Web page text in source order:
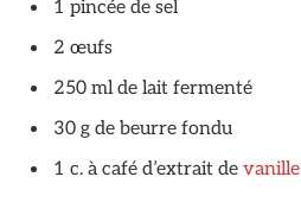
1 pincée de sel
2 œufs
250 ml de lait fermenté
30 g de beurre fondu
1 c. à café d’extrait de vanille